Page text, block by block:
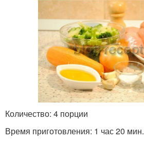
Количество: 4 порции
Время приготовления: 1 час 20 мин.